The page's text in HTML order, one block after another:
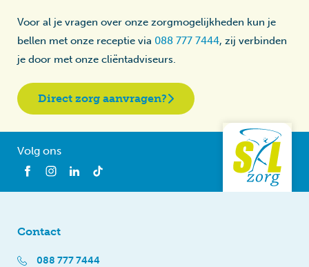
Voor al je vragen over onze zorgmogelijkheden kun je
bellen met onze receptie via 088 777 7444, zij verbinden
je door met onze cliëntadviseurs.
Direct zorg aanvragen?
Volg ons
Contact
088 777 7444